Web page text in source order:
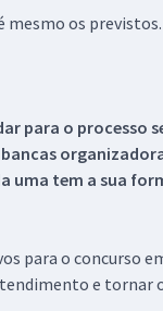
os
para o
tem a sua
para o
e